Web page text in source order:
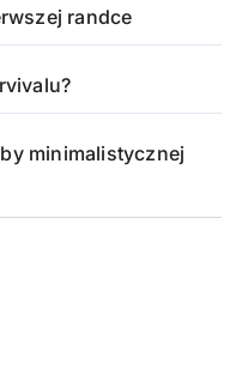
randce
minimalistycznej